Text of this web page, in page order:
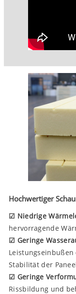
Hochwertiger
☑ Niedrige
hervorragende
☑ Geringe
Stabilität der
☑ Geringe
Rissbildung und